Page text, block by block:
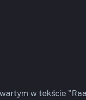
w tekście "Raa